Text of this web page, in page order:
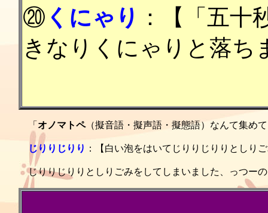
⑳ くにゃり ：【「五
きなりくにゃりと落ち
「 オノマトペ（擬音語・擬声語・擬態語）なんて集め
じりりじりり ：【白い泡をはいてじりりじりりとしり
じりりじりりとしりごみをしてしまいました、っつー